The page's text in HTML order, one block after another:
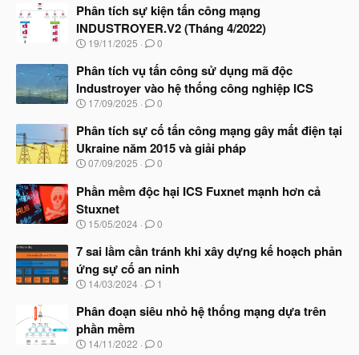
Phân tích sự kiện tấn công mạng
INDUSTROYER.V2 (Tháng 4/2022)
N
à
b
ắ
đ
ầ
u
19/11/2025 0
Phân tích vụ tấn công sử dụng mã độc
Industroyer vào hệ thống công nghiệp ICS
N
à
b
ắ
đ
ầ
u
17/09/2025 0
Phân tích sự cố tấn công mạng gây mất điện tại
Ukraine năm 2015 và giải pháp
N
à
y
b
ắ
đ
ầ
u
07/09/2025 0
Phần mềm độc hại ICS Fuxnet mạnh hơn cả
Stuxnet
N
à
b
ắ
đ
ầ
u
15/05/2024 0
7 sai lầm cần tránh khi xây dựng kế hoạch phản
ứng sự cố an ninh
N
à
y
b
ắ
14/03/2024 1
Phân đoạn siêu nhỏ hệ thống mạng dựa trên
phần mềm
N
14/11/2022 0